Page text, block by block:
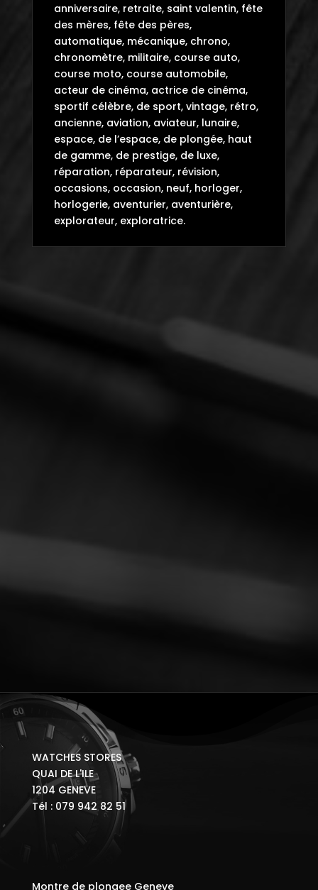
anniversaire, retraite, saint valentin, fête
des mères, fête des pères,
automatique, mécanique, chrono,
chronomètre, militaire, course auto,
course moto, course automobile,
acteur de cinéma, actrice de cinéma,
sportif célèbre, de sport, vintage, rétro,
ancienne, aviation, aviateur, lunaire,
espace, de l’espace, de plongée, haut
de gamme, de prestige, de luxe,
réparation, réparateur, révision,
occasions, occasion, neuf, horloger,
horlogerie, aventurier, aventurière,
explorateur, exploratrice.
WATCHES STORES
QUAI DE L'ILE
1204 GENEVE
Tél : 079 942 82 51
Montre de plongee Geneve